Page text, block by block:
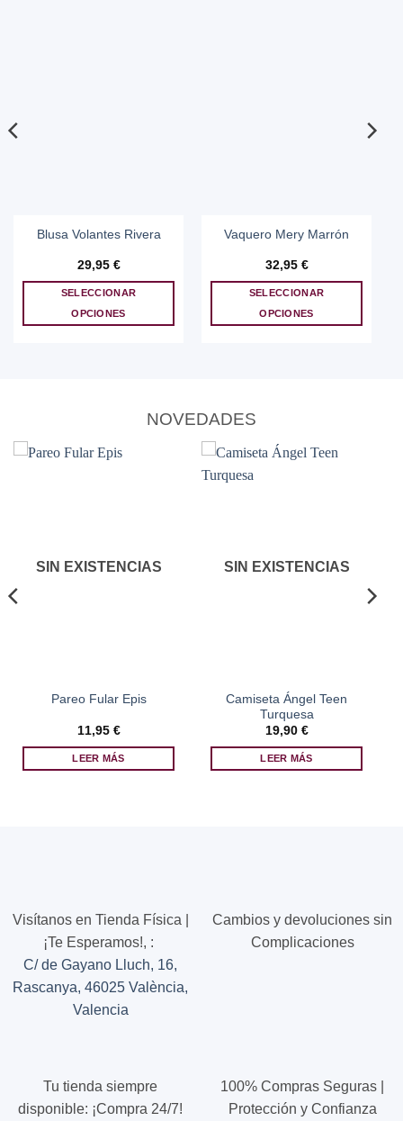
Blusa Volantes Rivera
29,95 €
SELECCIONAR
OPCIONES
variantes.
opciones
página
Vaquero Mery Marrón
32,95 €
SELECCIONAR
OPCIONES
opciones
página
NOVEDADES
SIN EXISTENCIAS
Pareo Fular Epis
11,95 €
LEER MÁS
SIN EXISTENCIAS
Camiseta Ángel Teen
Turquesa
19,90 €
LEER MÁS
Visítanos en Tienda Física |
¡Te Esperamos!, :
C/ de Gayano Lluch, 16,
Rascanya, 46025 València,
Valencia
Cambios y devoluciones sin
Complicaciones
Tu tienda siempre
disponible: ¡Compra 24/7!
100% Compras Seguras |
Protección y Confianza